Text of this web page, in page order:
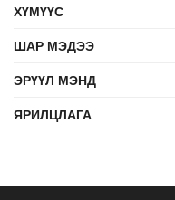
ХҮМҮҮС
ШАР МЭДЭЭ
ЭРҮҮЛ МЭНД
ЯРИЛЦЛАГА